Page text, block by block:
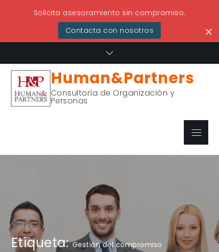
Solicita asesoramiento sin compromiso.
Contacta con nosotros
content
Human&Partners
Consultoría de Organización y
Personas
Menu
Etiqueta:Gestión del compromiso